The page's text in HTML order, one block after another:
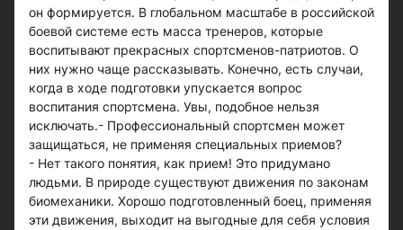
он формируется. В глобальном масштабе в российской
боевой системе есть масса тренеров, которые
воспитывают прекрасных спортсменов-патриотов. О
них нужно чаще рассказывать. Конечно, есть случаи,
когда в ходе подготовки упускается вопрос
воспитания спортсмена. Увы, подобное нельзя
исключать.- Профессиональный спортсмен может
защищаться, не применяя специальных приемов?
- Нет такого понятия, как прием! Это придумано
людьми. В природе существуют движения по законам
биомеханики. Хорошо подготовленный боец, применяя
эти движения, выходит на выгодные для себя условия